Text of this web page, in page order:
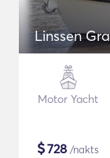
Linssen
Motor Yacht
$728 /nakts